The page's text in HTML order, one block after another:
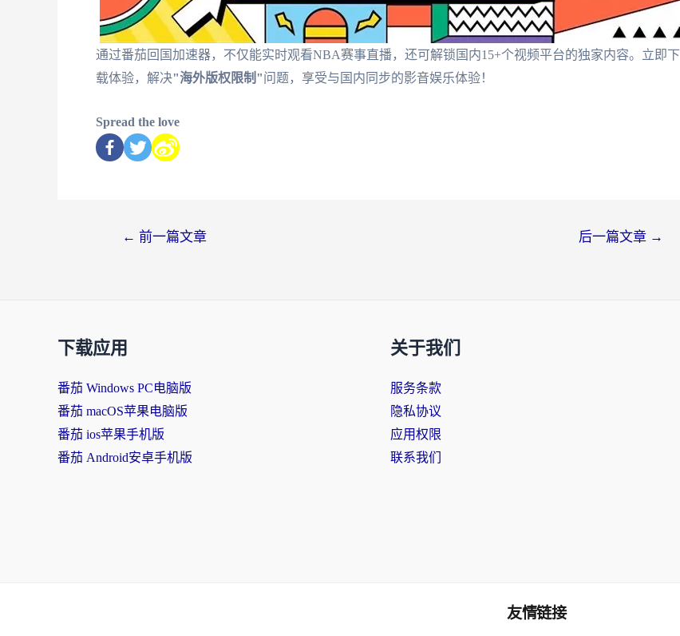
通过番茄回国加速器，不仅能实时观看NBA赛事直播，还可解锁国内15+个视频平台的独家内容。立即下
载体验，解决"海外版权限制"问题，享受与国内同步的影音娱乐体验！
Spread the love
← 前一篇文章 后一篇文章 →
下载应用
番茄 Windows PC电脑版
番茄 macOS苹果电脑版
番茄 ios苹果手机版
番茄 Android安卓手机版
关于我们
服务条款
隐私协议
应用权限
联系我们
友情链接